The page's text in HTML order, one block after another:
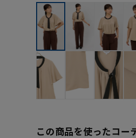
この商品を使ったコー